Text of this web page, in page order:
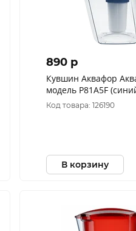
890 p
Кувшин Аквафор
модель Р81А5F
Код товара: 126190
В корзину